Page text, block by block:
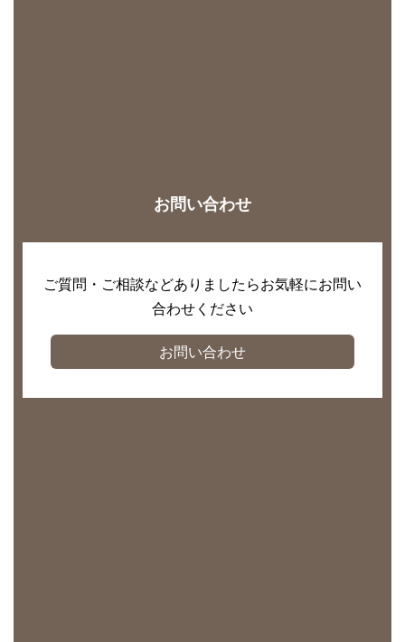
お問い合わせ
ご質問・ご相談などありましたらお気軽にお問い
合わせください
お問い合わせ